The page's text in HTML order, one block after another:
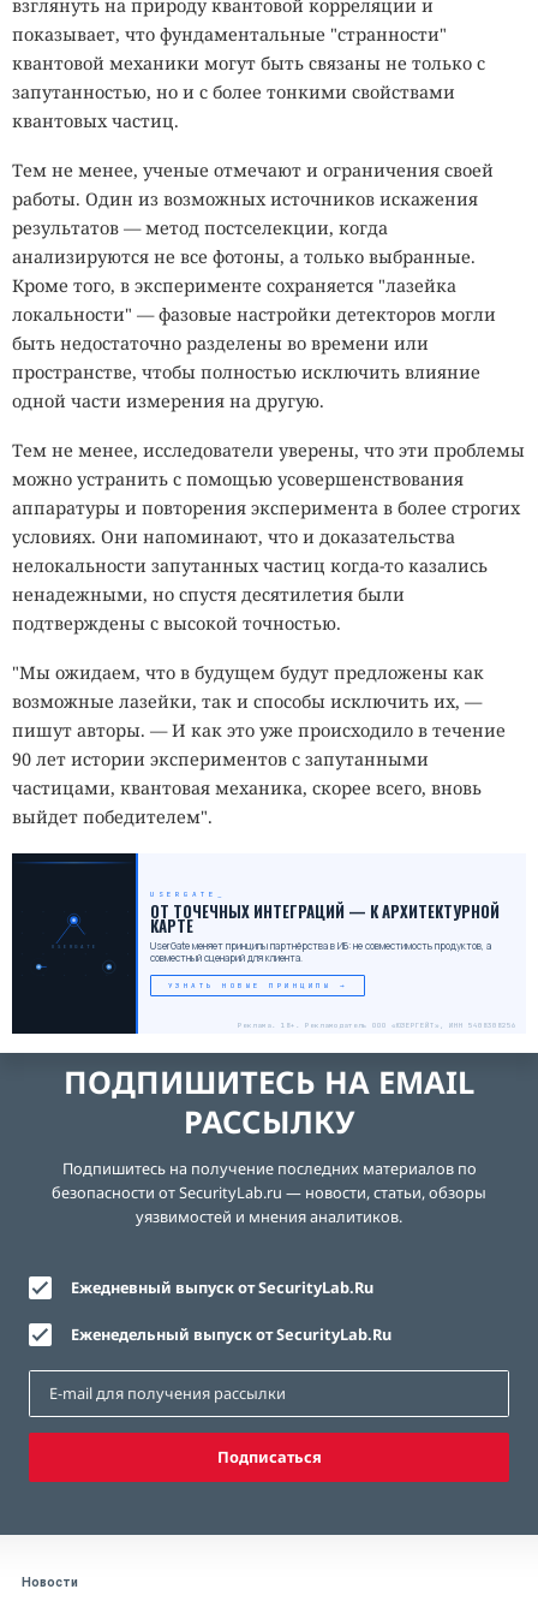
взглянуть на природу квантовой корреляции и
показывает, что фундаментальные "странности"
квантовой механики могут быть связаны не только с
запутанностью, но и с более тонкими свойствами
квантовых частиц.
Тем не менее, ученые отмечают и ограничения своей
работы. Один из возможных источников искажения
результатов — метод постселекции, когда
анализируются не все фотоны, а только выбранные.
Кроме того, в эксперименте сохраняется "лазейка
локальности" — фазовые настройки детекторов могли
быть недостаточно разделены во времени или
пространстве, чтобы полностью исключить влияние
одной части измерения на другую.
Тем не менее, исследователи уверены, что эти проблемы
можно устранить с помощью усовершенствования
аппаратуры и повторения эксперимента в более строгих
условиях. Они напоминают, что и доказательства
нелокальности запутанных частиц когда-то казались
ненадежными, но спустя десятилетия были
подтверждены с высокой точностью.
"Мы ожидаем, что в будущем будут предложены как
возможные лазейки, так и способы исключить их, —
пишут авторы. — И как это уже происходило в течение
90 лет истории экспериментов с запутанными
частицами, квантовая механика, скорее всего, вновь
выйдет победителем".
USERGATE
USERGATE
ОТ ТОЧЕЧНЫХ ИНТЕГРАЦИЙ — К АРХИТЕКТУРНОЙ
КАРТЕ
UserGate меняет принципы партнёрства в ИБ: не совместимость продуктов, а
совместный сценарий для клиента.
УЗНАТЬ НОВЫЕ ПРИНЦИПЫ →
Реклама. 18+. Рекламодатель ООО «ЮЗЕРГЕЙТ», ИНН 5408308256
ПОДПИШИТЕСЬ НА EMAIL
РАССЫЛКУ
Подпишитесь на получение последних материалов по
безопасности от SecurityLab.ru — новости, статьи, обзоры
уязвимостей и мнения аналитиков.
Ежедневный выпуск от SecurityLab.Ru
Еженедельный выпуск от SecurityLab.Ru
Подписаться
Новости